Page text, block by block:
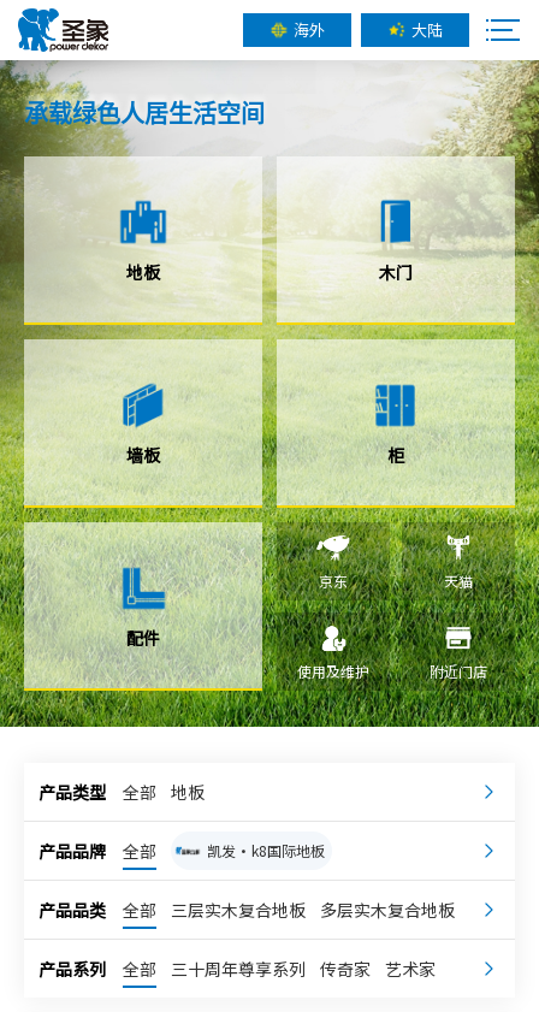
海外 大陆
承载绿色人居生活空间
地板 木门
墙板 柜
配件
京东 天猫
使用及维护 附近门店
产品类型 全部 地板
产品品牌 全部 凯发·k8国际地板
凯发·k8国际康逸 嘉兰奇
产品品类 全部 三层实木复合地板
多层实木复合地板
凯发·k8国际超次元
产品系列 全部 三十周年尊享系列 传奇家 艺术家